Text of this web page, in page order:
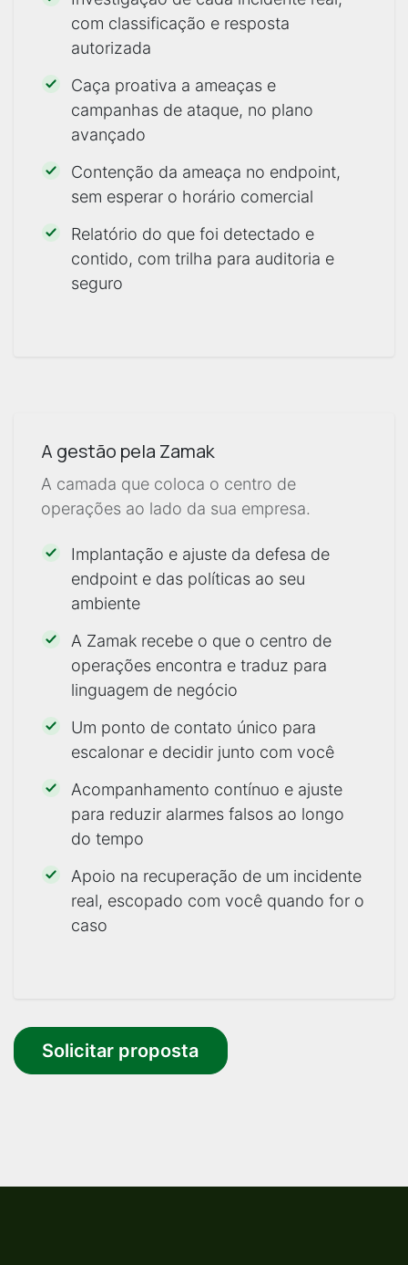
com classificação e resposta
autorizada
Caça proativa a ameaças e
campanhas de ataque, no plano
avançado
Contenção da ameaça no endpoint,
sem esperar o horário comercial
Relatório do que foi detectado e
contido, com trilha para auditoria e
seguro
A gestão pela Zamak
A camada que coloca o centro de
operações ao lado da sua empresa.
Implantação e ajuste da defesa de
endpoint e das políticas ao seu
ambiente
A Zamak recebe o que o centro de
operações encontra e traduz para
linguagem de negócio
Um ponto de contato único para
escalonar e decidir junto com você
Acompanhamento contínuo e ajuste
para reduzir alarmes falsos ao longo
do tempo
Apoio na recuperação de um incidente
real, escopado com você quando for o
caso
Solicitar proposta